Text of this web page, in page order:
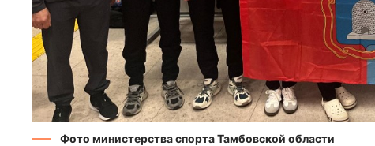
Фото министерства спорта Тамбовской области